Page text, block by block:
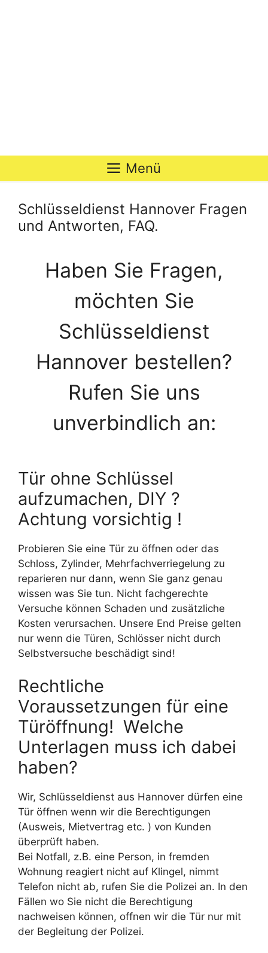
Menü
Schlüsseldienst Hannover Fragen
und Antworten, FAQ.
Haben Sie Fragen,
möchten Sie
Schlüsseldienst
Hannover bestellen?
Rufen Sie uns
unverbindlich an:
Tür ohne Schlüssel
aufzumachen, DIY ?
Achtung vorsichtig !
Probieren Sie eine Tür zu öffnen oder das
Schloss, Zylinder, Mehrfachverriegelung zu
reparieren nur dann, wenn Sie ganz genau
wissen was Sie tun. Nicht fachgerechte
Versuche können Schaden und zusätzliche
Kosten verursachen. Unsere End Preise gelten
nur wenn die Türen, Schlösser nicht durch
Selbstversuche beschädigt sind!
Rechtliche
Voraussetzungen für eine
Türöffnung! Welche
Unterlagen muss ich dabei
haben?
Wir, Schlüsseldienst aus Hannover dürfen eine
Tür öffnen wenn wir die Berechtigungen
(Ausweis, Mietvertrag etc. ) von Kunden
überprüft haben.
Bei Notfall, z.B. eine Person, in fremden
Wohnung reagiert nicht auf Klingel, nimmt
Telefon nicht ab, rufen Sie die Polizei an. In den
Fällen wo Sie nicht die Berechtigung
nachweisen können, offnen wir die Tür nur mit
der Begleitung der Polizei.